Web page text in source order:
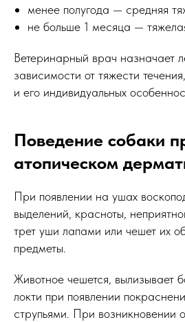
менее полугода — средняя
не больше 1 месяца —
Ветеринарный врач назначает
зависимости от тяжести
и его индивидуальных
Поведение собаки
атопическом
При появлении на ушах
выделений, красноты,
трет уши лапами или чешет их
предметы.
Животное чешется, вылизывает
локти при появлении
струпьями. При возникновении